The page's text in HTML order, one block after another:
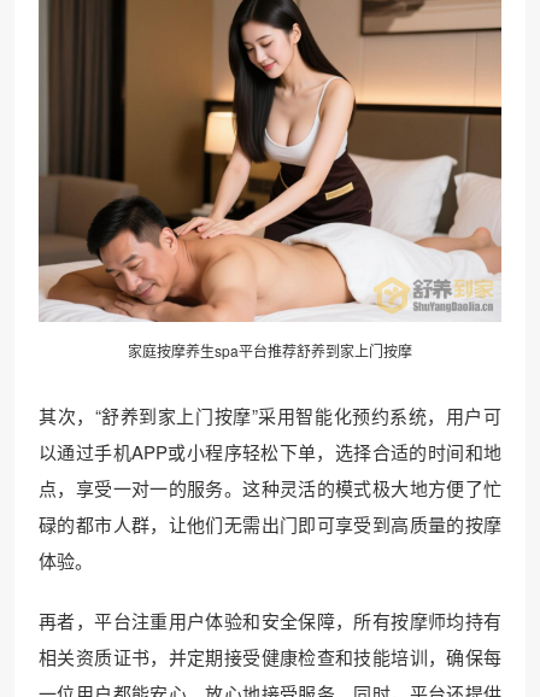
家庭按摩养生spa平台推荐舒养到家上门按摩
其次，“舒养到家上门按摩”采用智能化预约系统，用户可
以通过手机APP或小程序轻松下单，选择合适的时间和地
点，享受一对一的服务。这种灵活的模式极大地方便了忙
碌的都市人群，让他们无需出门即可享受到高质量的按摩
体验。
再者，平台注重用户体验和安全保障，所有按摩师均持有
相关资质证书，并定期接受健康检查和技能培训，确保每